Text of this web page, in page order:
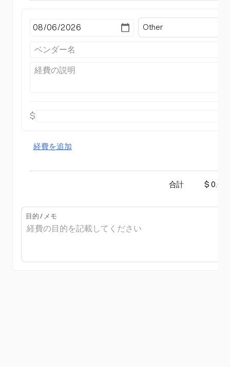
Other
$
経費を追加
合計 $ 0.00
目的 / メモ